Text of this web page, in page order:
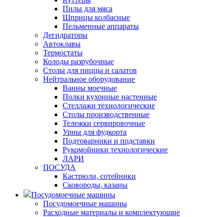
Пилы для мяса
Шприцы колбасные
Пельменные аппараты
Дегидраторы
Автоклавы
Термостаты
Колоды разрубочные
Столы для пиццы и салатов
Нейтральное оборудование
Ванны моечные
Полки кухонные настенные
Стеллажи технологические
Столы производственные
Тележки сервировочные
Урны для фудкорта
Подтоварники и подставки
Рукомойники технологические
ЛАРИ
ПОСУДА
Кастрюли, сотейники
Сковороды, казаны
Посудомоечные машины
Посудомоечные машины
Расходные материалы и комплектующие